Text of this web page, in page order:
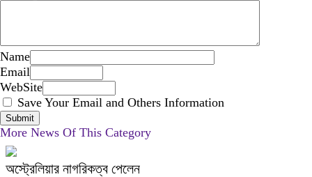
Name
Email
WebSite
Save Your Email and Others Information
More News Of This Category
অস্ট্রেলিয়ার নাগরিকত্ব পেলেন